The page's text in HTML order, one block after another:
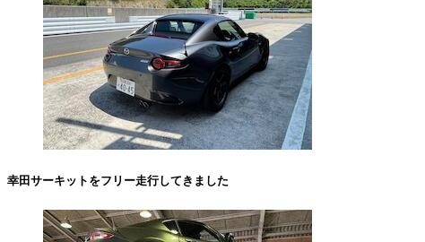
幸田サーキットをフリー走行してきました